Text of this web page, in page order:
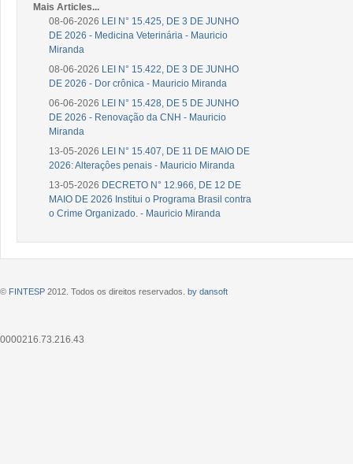
Mais Articles...
08-06-2026 LEI N° 15.425, DE 3 DE JUNHO
DE 2026 - Medicina Veterinária - Mauricio
Miranda
08-06-2026 LEI N° 15.422, DE 3 DE JUNHO
DE 2026 - Dor crônica - Mauricio Miranda
06-06-2026 LEI N° 15.428, DE 5 DE JUNHO
DE 2026 - Renovação da CNH - Mauricio
Miranda
13-05-2026 LEI N° 15.407, DE 11 DE MAIO DE
2026: Alteraçôes penais - Mauricio Miranda
13-05-2026 DECRETO N° 12.966, DE 12 DE
MAIO DE 2026 Institui o Programa Brasil contra
o Crime Organizado. - Mauricio Miranda
© FINTESP 2012. Todos os direitos reservados. by dansoft
0000216.73.216.43